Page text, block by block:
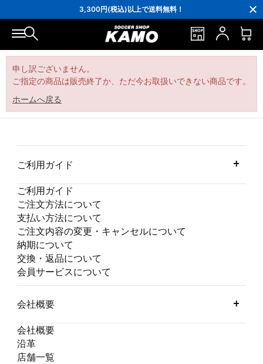
3,300円(税込)以上で送料無料！
ポイント還元率5％！プレミア会員は7％
会員の方にはお誕生月に「10％OFFクーポン」プレゼント！
16,000円(税込)以上でシューズケースプレゼント！
3,300円(税込)以上で送料無料！
申し訳ございません。
ご指定の商品は販売終了か、ただ今お取扱いできない商品です。
ホームへ戻る
ご利用ガイド
ご利用ガイド
ご注文方法について
支払い方法について
ご注文内容の変更・キャンセルについて
納期について
交換・返品について
会員サービスについて
会社概要
会社概要
沿革
店舗一覧